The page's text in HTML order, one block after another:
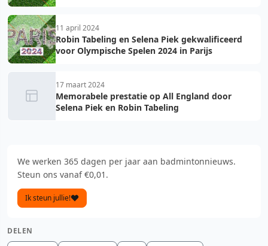
11 april 2024
Robin Tabeling en Selena Piek gekwalificeerd
voor Olympische Spelen 2024 in Parijs
17 maart 2024
Memorabele prestatie op All England door
Selena Piek en Robin Tabeling
We werken 365 dagen per jaar aan badmintonnieuws.
Steun ons vanaf €0,01.
Ik steun jullie!
DELEN